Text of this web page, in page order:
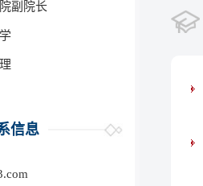
副院长
信息